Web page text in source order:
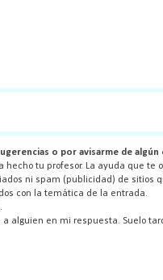
o por avisarme de
hecho tu profesor. La ayuda que te
ni spam (publicidad) de sitios
con la temática de la entrada.
alguien en mi respuesta. Suelo